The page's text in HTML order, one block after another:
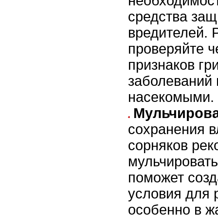
средства
вредителей.
проверяйте
признаков
насекомыми.
сохранения
сорняков
поможет
условия для
особенно в